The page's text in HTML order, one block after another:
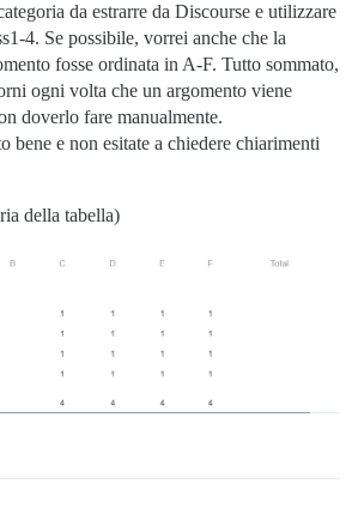
da estrarre da Discourse e utilizzare
4. Se possibile, vorrei anche che la
fosse ordinata in A-F. Tutto sommato,
ogni volta che un argomento viene
doverlo fare manualmente.
bene e non esitate a chiedere chiarimenti
della tabella)